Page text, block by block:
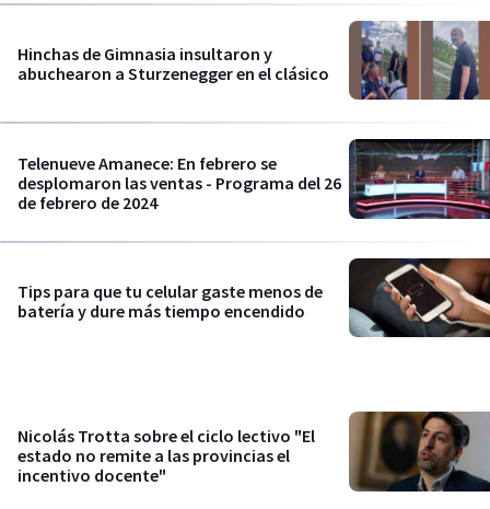
Hinchas de Gimnasia insultaron y
abuchearon a Sturzenegger en el clásico
Telenueve Amanece: En febrero se
desplomaron las ventas - Programa del 26
de febrero de 2024
Tips para que tu celular gaste menos de
batería y dure más tiempo encendido
Nicolás Trotta sobre el ciclo lectivo "El
estado no remite a las provincias el
incentivo docente"